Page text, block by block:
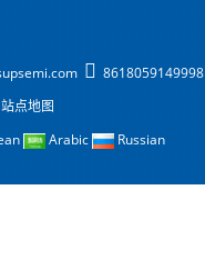
8618059149998
站点地图
Arabic Russian